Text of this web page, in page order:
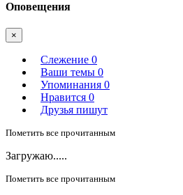
Оповещения
×
Слежение 0
Ваши темы 0
Упоминания 0
Нравится 0
Друзья пишут
Пометить все прочитанным
Загружаю.....
Пометить все прочитанным